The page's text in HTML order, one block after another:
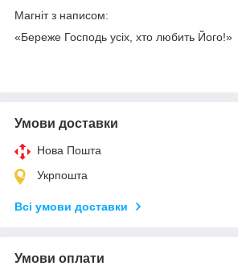
Магніт з написом:
«Береже Господь усіх, хто любить Його!»
Умови доставки
Нова Пошта
Укрпошта
Всі умови доставки
Умови оплати